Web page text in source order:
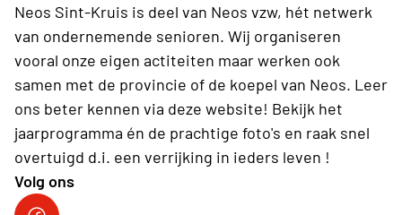
Neos Sint-Kruis is deel van Neos vzw, hét netwerk
van ondernemende senioren. Wij organiseren
vooral onze eigen actiteiten maar werken ook
samen met de provincie of de koepel van Neos. Leer
ons beter kennen via deze website! Bekijk het
jaarprogramma én de prachtige foto's en raak snel
overtuigd d.i. een verrijking in ieders leven !
Volg ons